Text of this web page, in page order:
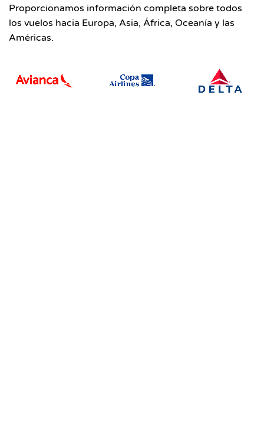
Proporcionamos información completa sobre todos
los vuelos hacia Europa, Asia, África, Oceanía y las
Américas.